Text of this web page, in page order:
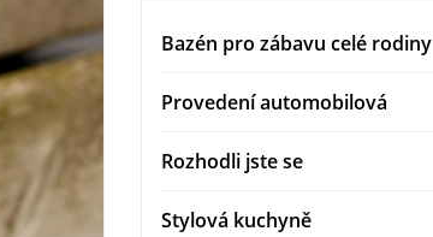
Bazén pro zábavu celé rodiny
Provedení automobilová
Rozhodli jste se
Stylová kuchyně